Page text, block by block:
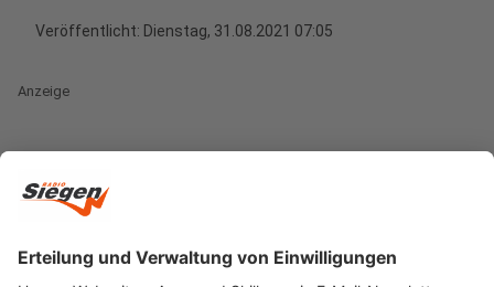
Veröffentlicht: Dienstag, 31.08.2021 07:05
Anzeige
zwischen dem Ortsteil Eichen und der Kernstadt. Das
will die Stadtverwaltung ändern und deshalb den
sogenannten „Schwarzen Weg“ wieder aktivieren. Die
Pläne sind am Abend im Infrastrukturausschuss